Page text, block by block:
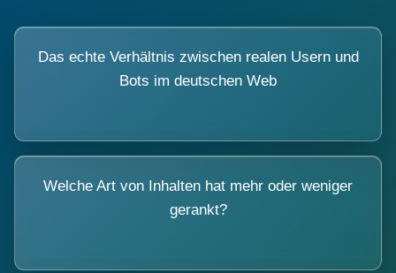
Das echte Verhältnis zwischen realen Usern und
Bots im deutschen Web
Welche Art von Inhalten hat mehr oder weniger
gerankt?